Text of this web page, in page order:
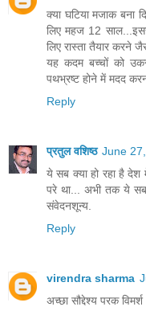
क्या घटिया मजाक बना
लिए महज 12
लिए रास्ता तैयार करने
यह कदम बच्चों को
पथभ्रष्ट होने में मदद
Reply
प्रतुल वशिष्ठ June
ये सब क्या हो रहा है देश
परे था... अभी तक ये
संवेदनशून्य.
Reply
virendra sharma
अच्छा सौद्देश्य परक विमर्श